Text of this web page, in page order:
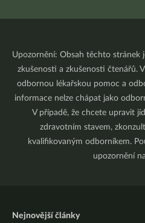
Upozornění: Obsah těchto stránek
zkušenosti a zkušenosti čtenářů.
odbornou lékařskou pomoc a
informace nelze chápat jako
V případě, že chcete upravit
zdravotním stavem,
kvalifikovaným odborníkem.
upozornění
Nejnovější články